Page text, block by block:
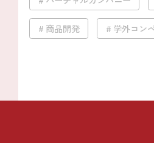
商品開発 学外コン